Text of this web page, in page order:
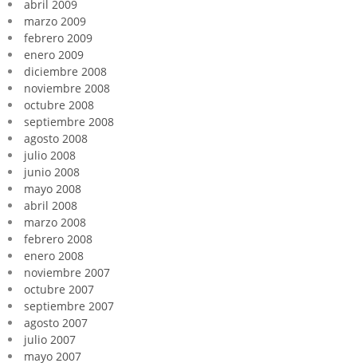
abril 2009
marzo 2009
febrero 2009
enero 2009
diciembre 2008
noviembre 2008
octubre 2008
septiembre 2008
agosto 2008
julio 2008
junio 2008
mayo 2008
abril 2008
marzo 2008
febrero 2008
enero 2008
noviembre 2007
octubre 2007
septiembre 2007
agosto 2007
julio 2007
mayo 2007